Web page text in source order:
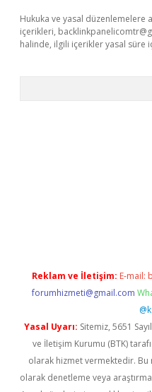
Hukuka ve yasal düzenlemelere
içerikleri,
halinde, ilgili içerikler yasal süre
Reklam ve İletişim: E-mail:
forumhizmeti@gmail.com
Yasal Uyarı: Sitemiz, 5651
ve İletişim Kurumu (BTK)
olarak hizmet vermektedir.
olarak denetleme veya